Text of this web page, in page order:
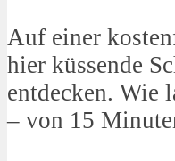
Auf einer
hier küssende
entdecken. Wie
– von 15